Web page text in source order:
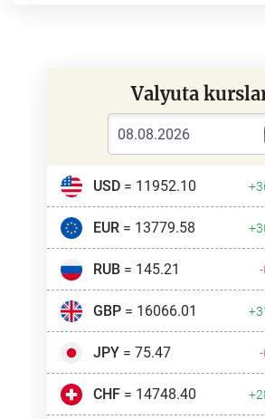
Valyuta
USD= 11952.10
EUR= 13779.58
RUB= 145.21
GBP= 16066.01
JPY= 75.47
CHF= 14748.40